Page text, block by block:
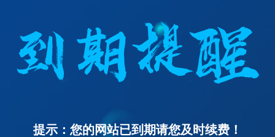
提示：您的网站已到期请您及时续费！